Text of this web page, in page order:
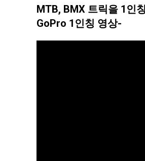
MTB, BMX 트릭을 1인
GoPro 1인칭 영상-